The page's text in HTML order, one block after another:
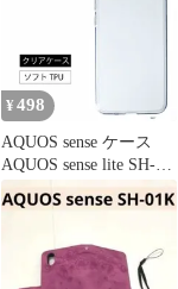
¥ 498
AQUOS sense ケース
AQUOS sense lite SH-
M05 SH-01K SHV40
basic ソフト カバー
アクオスセンス ソフト
ケース カバー TPU ク